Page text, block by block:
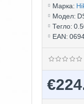
Марка:
Модел:
Тегло:
EAN: